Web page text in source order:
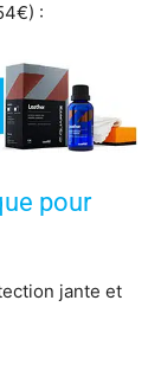
:
pour
jante et